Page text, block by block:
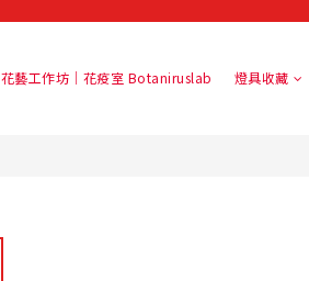
花藝工作坊｜花疫室 Botaniruslab 燈具收藏